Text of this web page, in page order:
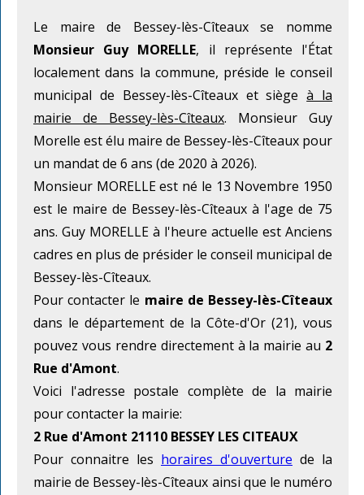
Le maire de Bessey-lès-Cîteaux se nomme
Monsieur Guy MORELLE, il représente l'État
localement dans la commune, préside le conseil
municipal de Bessey-lès-Cîteaux et siègeà la
mairie de Bessey-lès-Cîteaux. Monsieur Guy
Morelle est élu maire de Bessey-lès-Cîteaux pour
un mandat de 6 ans (de 2020 à 2026).
Monsieur MORELLE est né le 13 Novembre 1950
est le maire de Bessey-lès-Cîteaux à l'age de 75
ans. Guy MORELLE à l'heure actuelle est Anciens
cadres en plus de présider le conseil municipal de
Bessey-lès-Cîteaux.
Pour contacter le maire de Bessey-lès-Cîteaux
dans le département de la Côte-d'Or (21), vous
pouvez vous rendre directement à la mairie au 2
Rue d'Amont.
Voici l'adresse postale complète de la mairie
pour contacter la mairie:
2 Rue d'Amont 21110 BESSEY LES CITEAUX
Pour connaitre les horaires d'ouverture de la
mairie de Bessey-lès-Cîteaux ainsi que le numéro